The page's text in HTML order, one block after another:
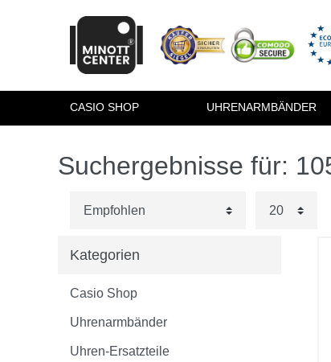
CASIO SHOP UHRENARMBÄNDER
Suchergebnisse für:
Kategorien
Casio Shop
Uhrenarmbänder
Uhren-Ersatzteile